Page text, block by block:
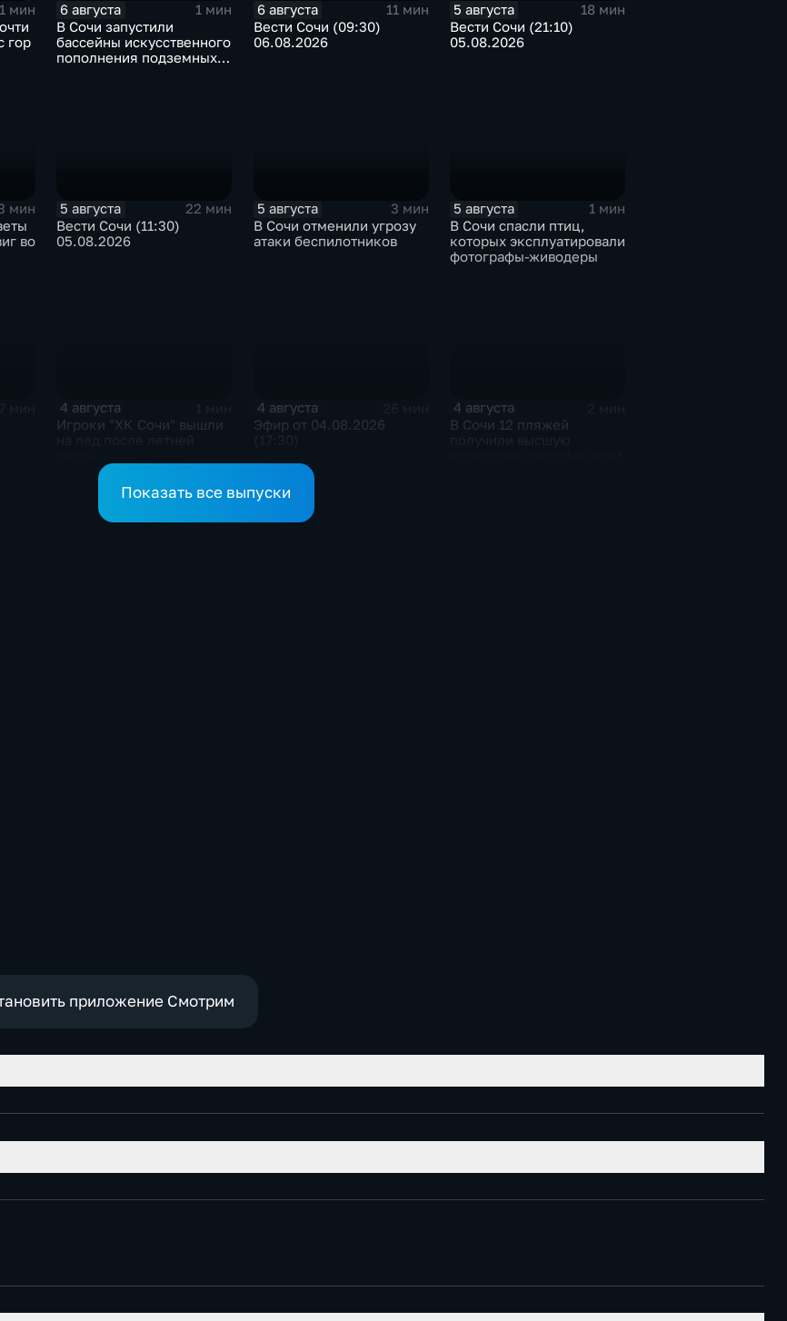
1 мин
гор
6 августа
1 мин
В Сочи запустили
бассейны искусственного
пополнения подземных
6 августа
11 мин
Вести Сочи (09:30)
06.08.2026
5 августа
18 мин
Вести Сочи (21:10)
05.08.2026
мин
во
5 августа
22 мин
Вести Сочи (11:30)
05.08.2026
5 августа
3 мин
В Сочи отменили угрозу
атаки беспилотников
5 августа
1 мин
В Сочи спасли птиц,
которых эксплуатировали
фотографы-живодеры
4 августа
Игроки "ХК Сочи" вышли
4 августа
Эфир от 04.08.2026
4 августа
В Сочи 12 пляжей
Показать все выпуски
приложение Смотрим